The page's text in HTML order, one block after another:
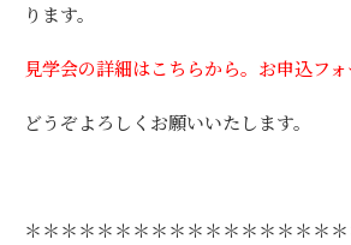
ります。
見学会の詳細はこちらから。お申込フォ
どうぞよろしくお願いいたします。
＊＊＊＊＊＊＊＊＊＊＊＊＊＊＊＊＊